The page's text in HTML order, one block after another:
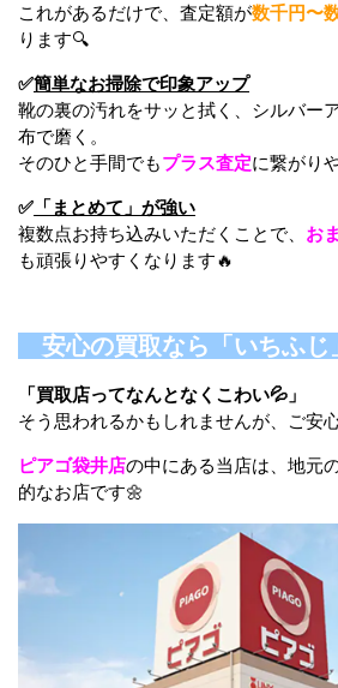
これがあるだけで、査定額が数千円〜
ります🔍
✅簡単なお掃除で印象アップ
靴の裏の汚れをサッと拭く、シルバー
布で磨く。
そのひと手間でもプラス査定に繋がり
✅ 「まとめて」が強い
複数点お持ち込みいただくことで、 お
も頑張りやすくなります🔥
安心の買取なら「いちふ
「買取店ってなんとなくこわい💦」
そう思われるかもしれませんが、ご安
ピアゴ袋井店の中にある当店は、地元
的なお店です🌼